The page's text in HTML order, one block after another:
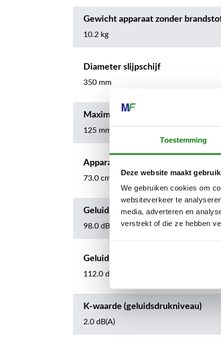
Toestemming
Deze website maakt
We gebruiken cookies om
websiteverkeer te
media, adverteren en
verstrekt of die ze hebben
Gewicht apparaat zonder
10.2 kg
Diameter slijpschijf
350 mm
Maximale snijdiepte
125 mm
Apparaatlengte met doorslijpschijf
73.0 cm
Geluidsdrukniveau
98.0 dB(A)
Geluidsvermogenniveau
112.0 dB(A)
K-waarde (geluidsdrukniveau)
2.0 dB(A)